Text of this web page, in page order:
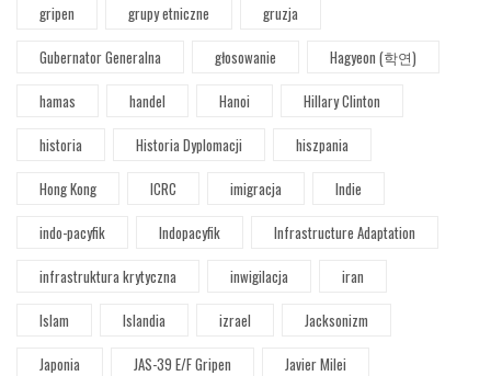
gripen
grupy etniczne
gruzja
Gubernator Generalna
głosowanie
Hagyeon (학연)
hamas
handel Hanoi
Hillary Clinton
historia
Historia Dyplomacji
hiszpania
Hong Kong
ICRC imigracja
Indie
indo-pacyfik
Indopacyfik
Infrastructure Adaptation
infrastruktura krytyczna
inwigilacja
iran
Islam
Islandia izrael
Jacksonizm
Japonia
JAS-39 E/F Gripen
Javier Milei